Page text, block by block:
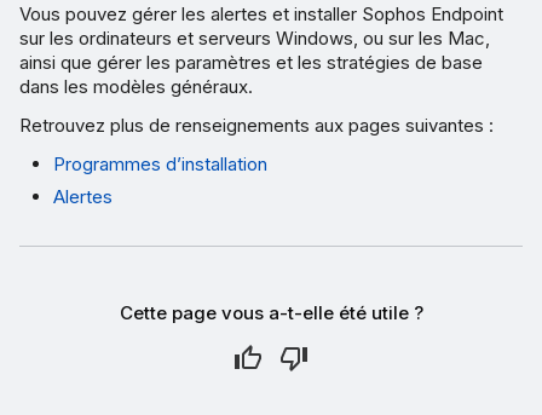
日本語
한국어
Vous pouvez gérer les alertes et installer Sophos Endpoint
sur les ordinateurs et serveurs Windows, ou sur les Mac,
ainsi que gérer les paramètres et les stratégies de base
dans les modèles généraux.
Retrouvez plus de renseignements aux pages suivantes :
Programmes d’installation
Alertes
Cette page vous a-t-elle été utile ?